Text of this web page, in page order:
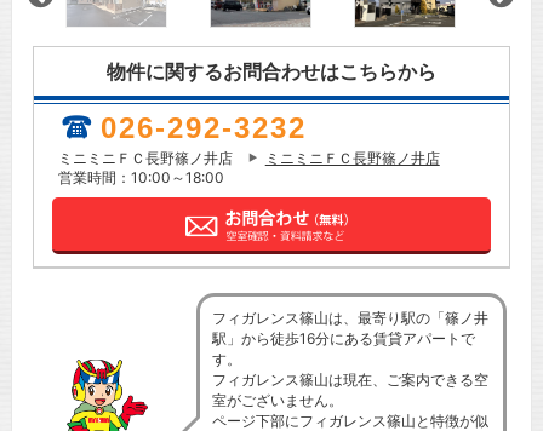
物件に関するお問合わせはこちらから
026-292-3232
ミニミニＦＣ長野篠ノ井店
ミニミニＦＣ長野篠ノ井店
営業時間：10:00～18:00
フィガレンス篠山は、最寄り駅の「篠ノ井
駅」から徒歩16分にある賃貸アパートで
す。
フィガレンス篠山は現在、ご案内できる空
室がございません。
ページ下部にフィガレンス篠山と特徴が似